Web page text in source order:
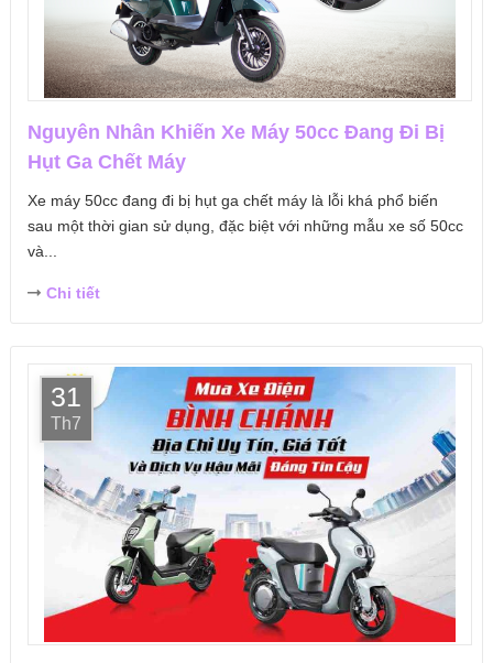
Nguyên Nhân Khiến Xe Máy 50cc Đang Đi Bị
Hụt Ga Chết Máy
Xe máy 50cc đang đi bị hụt ga chết máy là lỗi khá phổ biến
sau một thời gian sử dụng, đặc biệt với những mẫu xe số 50cc
và...
Chi tiết
31
Th7